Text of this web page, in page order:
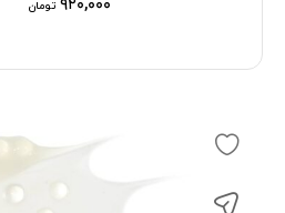
۹۲۰,۰۰۰ تومان